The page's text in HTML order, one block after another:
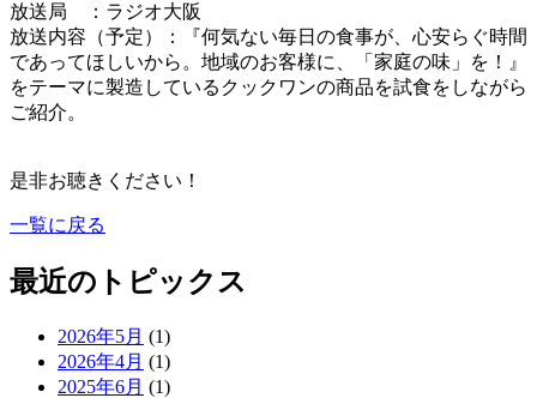
放送局 ：ラジオ大阪
放送内容（予定）：『何気ない毎日の食事が、心安らぐ時間
であってほしいから。地域のお客様に、「家庭の味」を！』
をテーマに製造しているクックワンの商品を試食をしながら
ご紹介。
是非お聴きください！
一覧に戻る
最近のトピックス
2026年5月 (1)
2026年4月 (1)
2025年6月 (1)